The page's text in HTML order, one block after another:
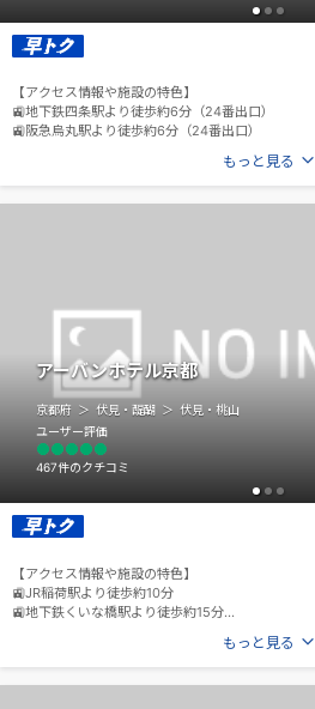
【アクセス情報や施設の特色】
🚉地下鉄四条駅より徒歩約6分（24番出口）
🚉阪急烏丸駅より徒歩約6分（24番出口）
もっと見る
アーバンホテル京都
京都府 伏見・醍醐 伏見・桃山
【アクセス情報や施設の特色】
🚉JR稲荷駅より徒歩約10分
🚉地下鉄くいな橋駅より徒歩約15分
🚌龍谷大学前バス停より徒歩約3分
ユーザー評価
467件のクチコミ
もっと見る